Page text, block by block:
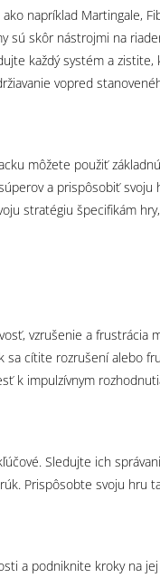
napríklad Martingale,
sú skôr nástrojmi na
každý systém a
vopred
môžete použiť
a prispôsobiť
stratégiu špecifikám
vzrušenie a frustrácia
cítite rozrušení alebo
k impulzívnym
Sledujte ich
Prispôsobte svoju hru
a podniknite kroky na